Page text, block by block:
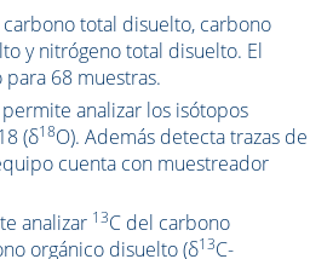
arbono total disuelto, carbono
y nitrógeno total disuelto. El
68 muestras.
analizar los isótopos
(δ18O). Además detecta trazas de
cuenta con muestreador
analizar 13C del carbono
orgánico disuelto (δ13C-